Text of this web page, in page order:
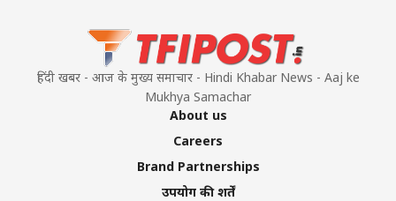
हिंदी खबर - आज के मुख्य समाचार - Hindi Khabar News - Aaj ke
Mukhya Samachar
About us
Careers
Brand Partnerships
उपयोग की शर्तें